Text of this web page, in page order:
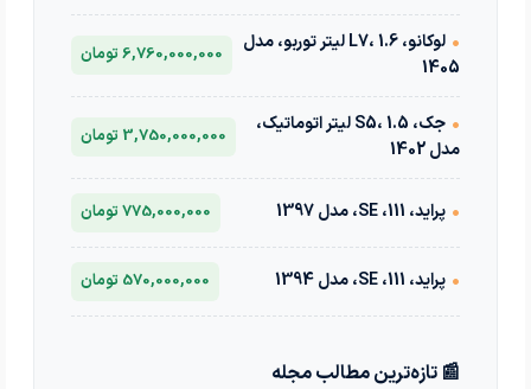
•
لوکانو، L7، 1.6 لیتر توربو، مدل
1405
6,760,000,000 تومان
•
جک، S5، 1.5 لیتر اتوماتیک،
مدل 1402
3,750,000,000 تومان
• پراید، 111، SE، مدل 1397 775,000,000 تومان
• پراید، 111، SE، مدل 1394 570,000,000 تومان
📰 تازه‌ترین مطالب مجله